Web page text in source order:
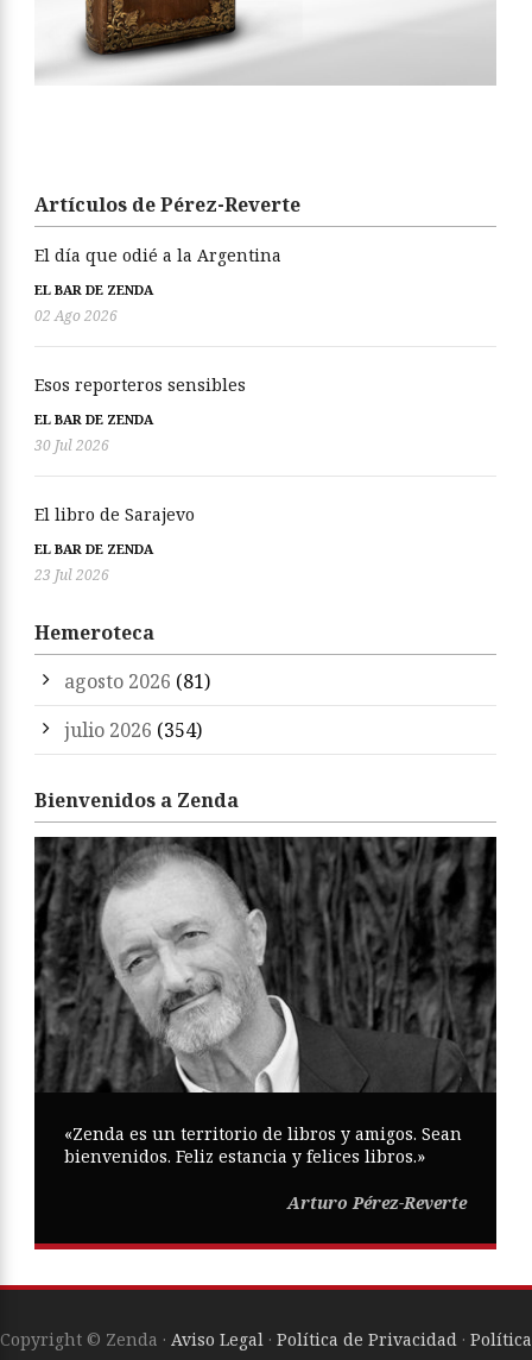
Artículos de Pérez-Reverte
El día que odié a la Argentina
EL BAR DE ZENDA
02 Ago 2026
Esos reporteros sensibles
EL BAR DE ZENDA
30 Jul 2026
El libro de Sarajevo
EL BAR DE ZENDA
23 Jul 2026
Hemeroteca
agosto 2026 (81)
julio 2026 (354)
Bienvenidos a Zenda
«Zenda es un territorio de libros y amigos. Sean
bienvenidos. Feliz estancia y felices libros.»
Arturo Pérez-Reverte
Copyright © Zenda · Aviso Legal · Política de Privacidad · Política